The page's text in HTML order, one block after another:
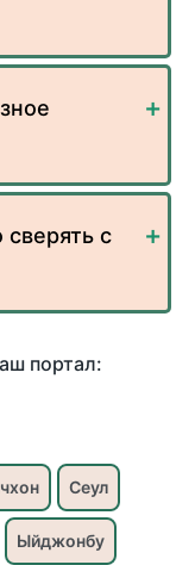
с
портал:
Сеул
Ыйджонбу